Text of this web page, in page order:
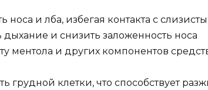
и лба, избегая контакта с
и снизить заложенность носа
ментола и других компонентов
грудной клетки, что способствует